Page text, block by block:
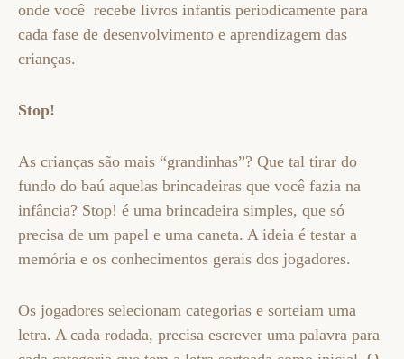
onde você recebe livros infantis periodicamente para
cada fase de desenvolvimento e aprendizagem das
crianças.
Stop!
As crianças são mais “grandinhas”? Que tal tirar do
fundo do baú aquelas brincadeiras que você fazia na
infância? Stop! é uma brincadeira simples, que só
precisa de um papel e uma caneta. A ideia é testar a
memória e os conhecimentos gerais dos jogadores.
Os jogadores selecionam categorias e sorteiam uma
letra. A cada rodada, precisa escrever uma palavra para